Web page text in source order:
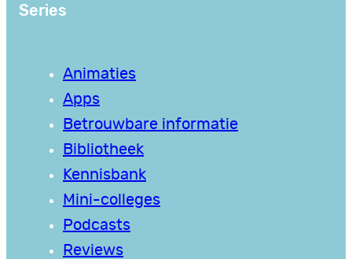
Series
Animaties
Apps
Betrouwbare informatie
Bibliotheek
Kennisbank
Mini-colleges
Podcasts
Reviews